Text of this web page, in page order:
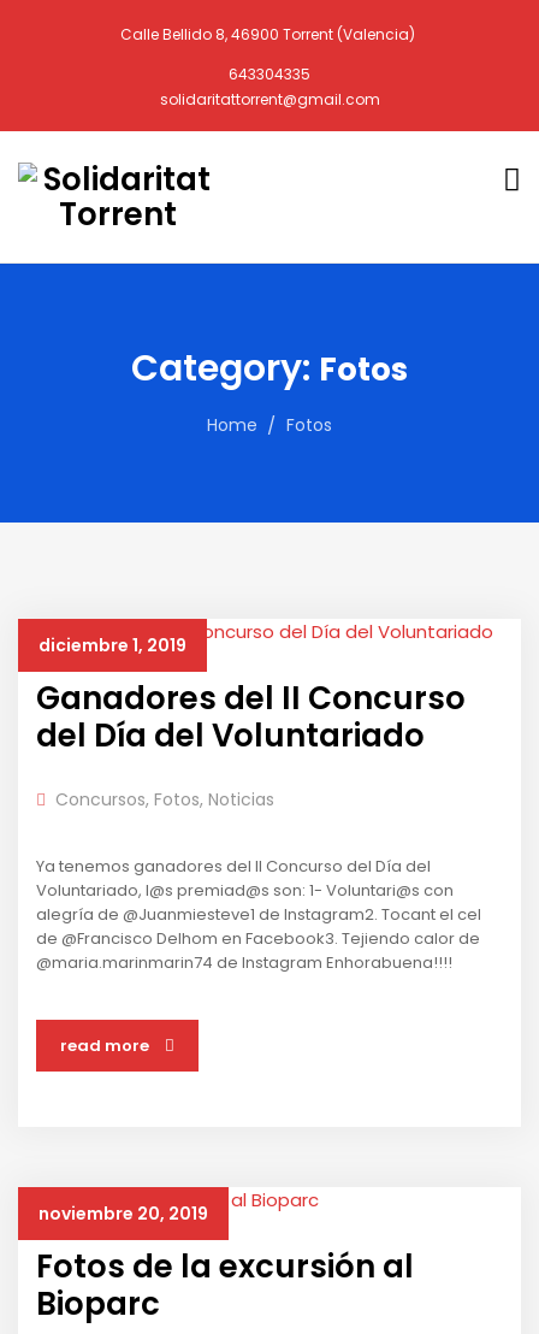
Calle Bellido 8, 46900 Torrent (Valencia)
643304335
solidaritattorrent@gmail.com
Category: Fotos
Home Fotos
diciembre 1, 2019
Ganadores del II Concurso
del Día del Voluntariado
Concursos, Fotos, Noticias
Ya tenemos ganadores del II Concurso del Día del
Voluntariado, l@s premiad@s son: 1- Voluntari@s con
alegría de @Juanmiesteve1 de Instagram2. Tocant el cel
de @Francisco Delhom en Facebook3. Tejiendo calor de
@maria.marinmarin74 de Instagram Enhorabuena!!!!
read more
noviembre 20, 2019
Fotos de la excursión al
Bioparc